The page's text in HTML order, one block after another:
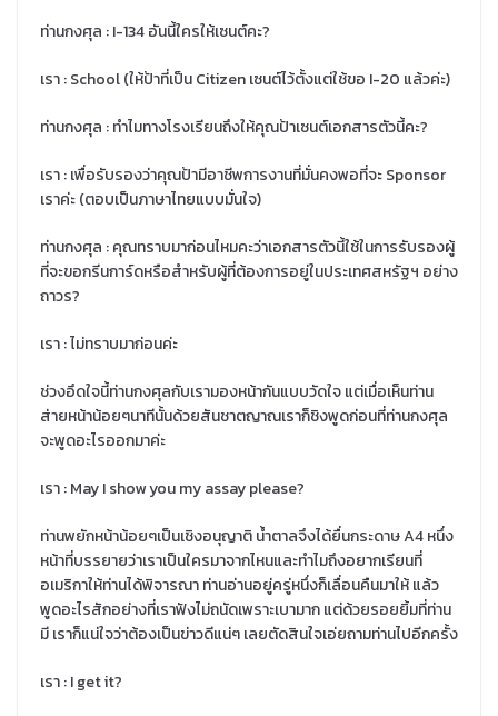
ท่านกงศุล : I-134 อันนี้ใครให้เซนต์คะ?
เรา : School (ให้ป้าที่เป็น Citizen เซนต์ไว้ตั้งแต่ใช้ขอ I-20 แล้วค่ะ)
ท่านกงศุล : ทำไมทางโรงเรียนถึงให้คุณป้าเซนต์เอกสารตัวนี้คะ?
เรา : เพื่อรับรองว่าคุณป้ามีอาชีพการงานที่มั่นคงพอที่จะ Sponsor
เราค่ะ (ตอบเป็นภาษาไทยแบบมั่นใจ)
ท่านกงศุล : คุณทราบมาก่อนไหมคะว่าเอกสารตัวนี้ใช้ในการรับรองผู้
ที่จะขอกรีนการ์ดหรือสำหรับผู้ที่ต้องการอยู่ในประเทศสหรัฐฯ อย่าง
ถาวร?
เรา : ไม่ทราบมาก่อนค่ะ
ช่วงอึดใจนี้ท่านกงศุลกับเรามองหน้ากันแบบวัดใจ แต่เมื่อเห็นท่าน
ส่ายหน้าน้อยๆนาทีนั้นด้วยสันชาตญาณเราก็ชิงพูดก่อนที่ท่านกงศุล
จะพูดอะไรออกมาค่ะ
เรา : May I show you my assay please?
ท่านพยักหน้าน้อยๆเป็นเชิงอนุญาติ น้ำตาลจึงได้ยื่นกระดาษ A4 หนึ่ง
หน้าที่บรรยายว่าเราเป็นใครมาจากไหนและทำไมถึงอยากเรียนที่
อเมริกาให้ท่านได้พิจารณา ท่านอ่านอยู่ครู่หนึ่งก็เลื่อนคืนมาให้ แล้ว
พูดอะไรสักอย่างที่เราฟังไม่ถนัดเพราะเบามาก แต่ด้วยรอยยิ้มที่ท่าน
มี เราก็แน่ใจว่าต้องเป็นข่าวดีแน่ๆ เลยตัดสินใจเอ่ยถามท่านไปอีกครั้ง
เรา : I get it?